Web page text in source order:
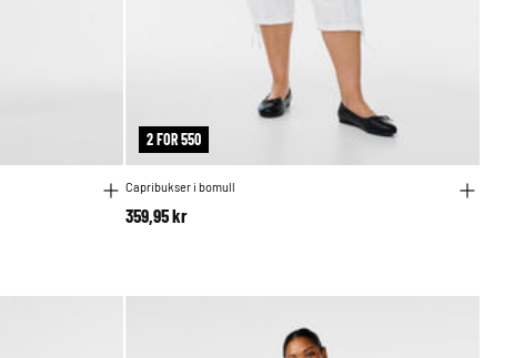
2 FOR 550
Capribukser i bomull
359,95 kr